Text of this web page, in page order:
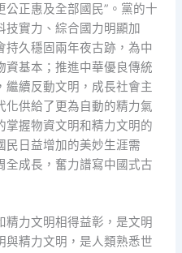
正惠及全部國民”。黨的十
技實力、綜合國力明顯加
持久穩固兩年夜古跡，為中
資基本；推進中華優良傳統
繼續反動文明，成長社會主
化供給了更為自動的精力氣
掌握物資文明和精力文明的
民日益增加的美妙生涯需
全成長，奮力譜寫中國式古
精力文明相得益彰，是文明
與精力文明，是人類熟悉世